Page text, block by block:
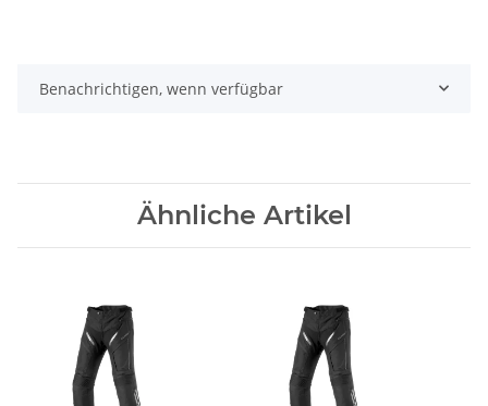
Benachrichtigen, wenn verfügbar
Ähnliche Artikel